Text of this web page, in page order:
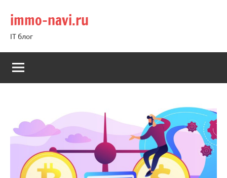
содержимому
immo-navi.ru
IT блог